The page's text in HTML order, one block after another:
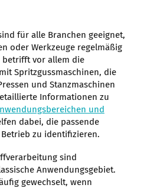
für alle Branchen geeignet,
oder Werkzeuge regelmäßig
betrifft vor allem die
Spritzgussmaschinen, die
und Stanzmaschinen
Informationen zu
und
dabei, die passende
zu identifizieren.
sind
Anwendungsgebiet.
gewechselt, wenn